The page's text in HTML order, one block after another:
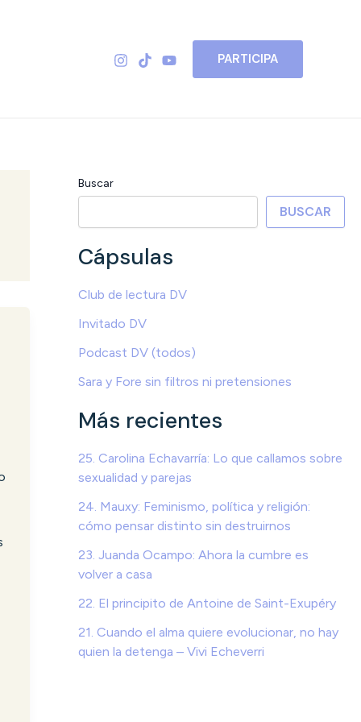
PARTICIPA
Buscar
BUSCAR
Cápsulas
Club de lectura DV
Invitado DV
Podcast DV (todos)
Sara y Fore sin filtros ni pretensiones
Más recientes
25. Carolina Echavarría: Lo que callamos sobre
sexualidad y parejas
24. Mauxy: Feminismo, política y religión:
cómo pensar distinto sin destruirnos
23. Juanda Ocampo: Ahora la cumbre es
volver a casa
22. El principito de Antoine de Saint-Exupéry
21. Cuando el alma quiere evolucionar, no hay
quien la detenga – Vivi Echeverri